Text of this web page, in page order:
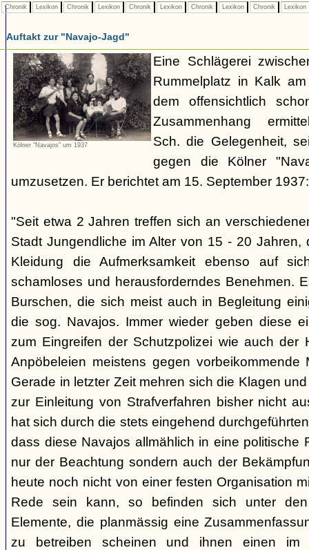
Chronik Lexikon Chronik Lexikon Chronik Lexikon Chronik Lexikon Chronik Lexikon
Auftakt zur "Navajo-Jagd"
Kölner "Navajos" um 1937
Eine Schlägerei
Rummelplatz in Kalk
dem offensichtlich
Zusammenhang
Sch. die Gelegenheit,
gegen die Kölner
umzusetzen. Er berichtet am 15. September 1937:
"Seit etwa 2 Jahren treffen sich an
Stadt Jungendliche im Alter von 15 - 20 Jahren,
Kleidung die Aufmerksamkeit ebenso auf
schamloses und herausforderndes Benehmen.
Burschen, die sich meist auch in Begleitung
die sog. Navajos. Immer wieder geben diese
zum Eingreifen der Schutzpolizei wie auch der
Anpöbeleien meistens gegen vorbeikommende
Gerade in letzter Zeit mehren sich die Klagen
zur Einleitung von Strafverfahren bisher nicht
hat sich durch die stets eingehend
dass diese Navajos allmählich in eine politische
nur der Beachtung sondern auch der
heute noch nicht von einer festen Organisation
Rede sein kann, so befinden sich unter
Elemente, die planmässig eine
zu betreiben scheinen und ihnen einen im